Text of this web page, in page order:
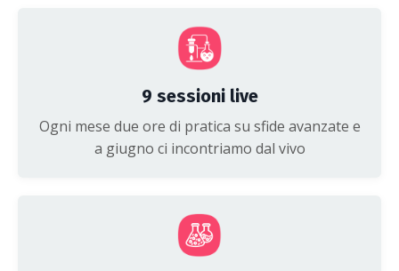
9 sessioni live
Ogni mese due ore di pratica su sfide avanzate e
a giugno ci incontriamo dal vivo